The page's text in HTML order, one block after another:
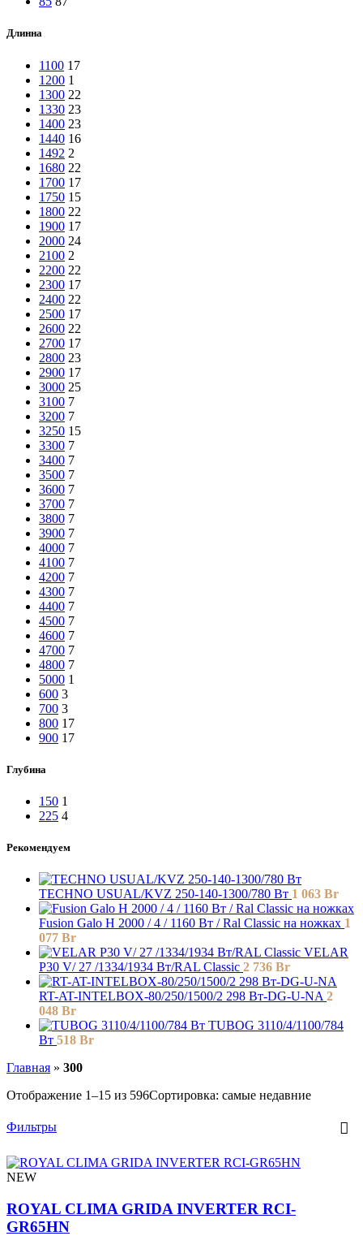
Длинна
1100 17
1200 1
1300 22
1330 23
1400 23
1440 16
1492 2
1680 22
1700 17
1750 15
1800 22
1900 17
2000 24
2100 2
2200 22
2300 17
2400 22
2500 17
2600 22
2700 17
2800 23
2900 17
3000 25
3100 7
3200 7
3250 15
3300 7
3400 7
3500 7
3600 7
3700 7
3800 7
3900 7
4000 7
4100 7
4200 7
4300 7
4400 7
4500 7
4600 7
4700 7
4800 7
5000 1
600 3
700 3
800 17
900 17
Глубина
150 1
225 4
Рекомендуем
TECHNO USUAL/KVZ 250-140-1300/780 Вт 1 063 Br
Fusion Galo H 2000 / 4 / 1160 Вт / Ral Classic на ножках 1
077 Br
VELAR
P30 V/ 27 /1334/1934 Вт/RAL Classic 2 736 Br
RT-AT-INTELBOX-80/250/1500/2 298 Вт-DG-U-NA 2
048 Br
TUBOG 3110/4/1100/784
Вт 518 Br
Главная » 300
Отображение 1–15 из 596Сортировка: самые недавние
Фильтры
NEW
ROYAL CLIMA GRIDA INVERTER RCI-
GR65HN